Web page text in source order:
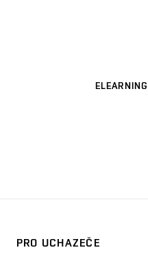
ELEARNING
PRO UCHAZEČE